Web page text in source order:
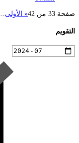
صفحة 33 من 42 « الأولى
التقويم